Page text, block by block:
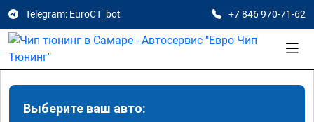
Telegram: EuroCT_bot +7 846 970-71-62
Выберите ваш авто: